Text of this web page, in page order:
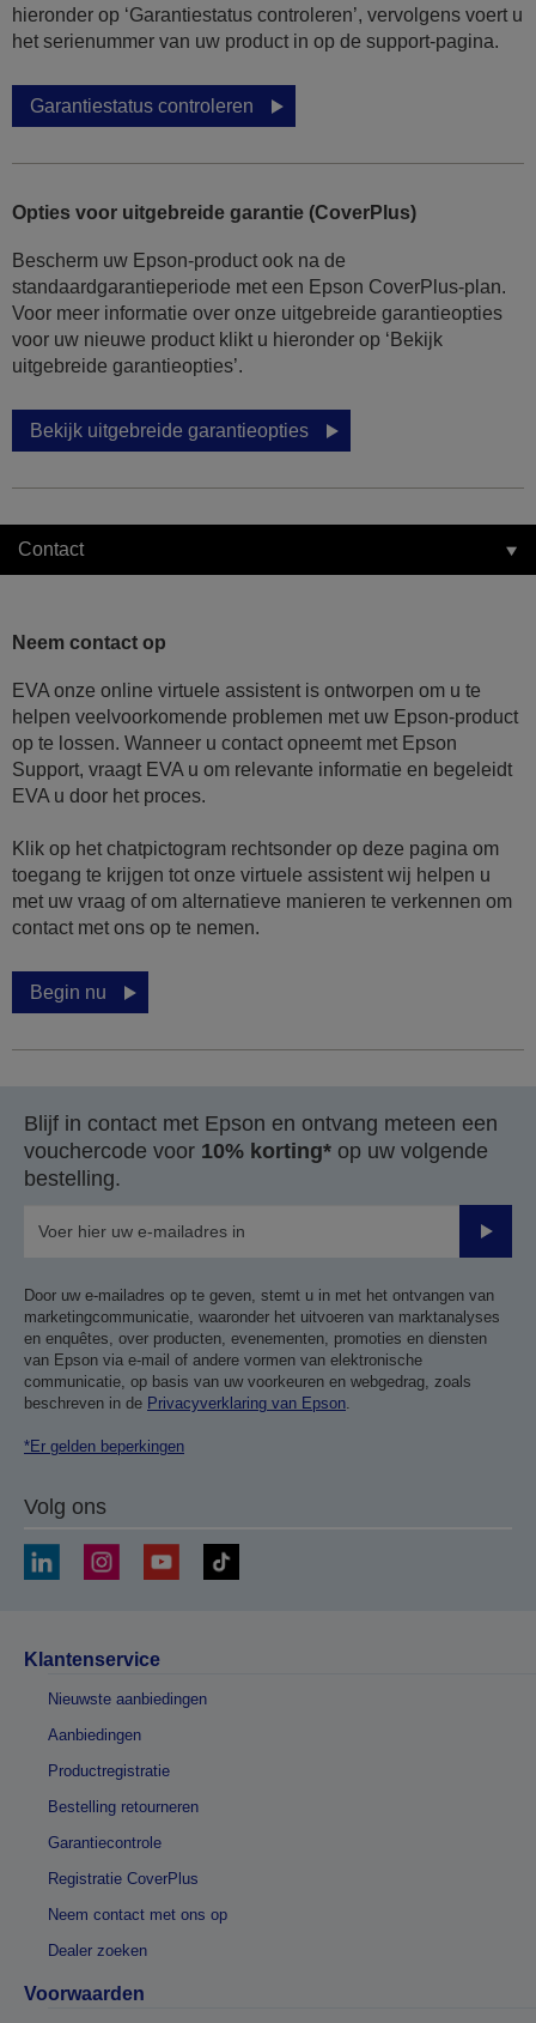
hieronder op ‘Garantiestatus controleren’, vervolgens voert u
het serienummer van uw product in op de support-pagina.
Garantiestatus controleren
Opties voor uitgebreide garantie (CoverPlus)
Bescherm uw Epson-product ook na de
standaardgarantieperiode met een Epson CoverPlus-plan.
Voor meer informatie over onze uitgebreide garantieopties
voor uw nieuwe product klikt u hieronder op ‘Bekijk
uitgebreide garantieopties’.
Bekijk uitgebreide garantieopties
Contact
Neem contact op
EVA onze online virtuele assistent is ontworpen om u te
helpen veelvoorkomende problemen met uw Epson-product
op te lossen. Wanneer u contact opneemt met Epson
Support, vraagt EVA u om relevante informatie en begeleidt
EVA u door het proces.
Klik op het chatpictogram rechtsonder op deze pagina om
toegang te krijgen tot onze virtuele assistent wij helpen u
met uw vraag of om alternatieve manieren te verkennen om
contact met ons op te nemen.
Begin nu
Blijf in contact met Epson en ontvang meteen een
vouchercode voor 10% korting* op uw volgende
bestelling.
Door uw e-mailadres op te geven, stemt u in met het ontvangen van
marketingcommunicatie, waaronder het uitvoeren van marktanalyses
en enquêtes, over producten, evenementen, promoties en diensten
van Epson via e-mail of andere vormen van elektronische
communicatie, op basis van uw voorkeuren en webgedrag, zoals
beschreven in de Privacyverklaring van Epson.
*Er gelden beperkingen
Volg ons
Klantenservice
Nieuwste aanbiedingen
Aanbiedingen
Productregistratie
Bestelling retourneren
Garantiecontrole
Registratie CoverPlus
Neem contact met ons op
Dealer zoeken
Voorwaarden